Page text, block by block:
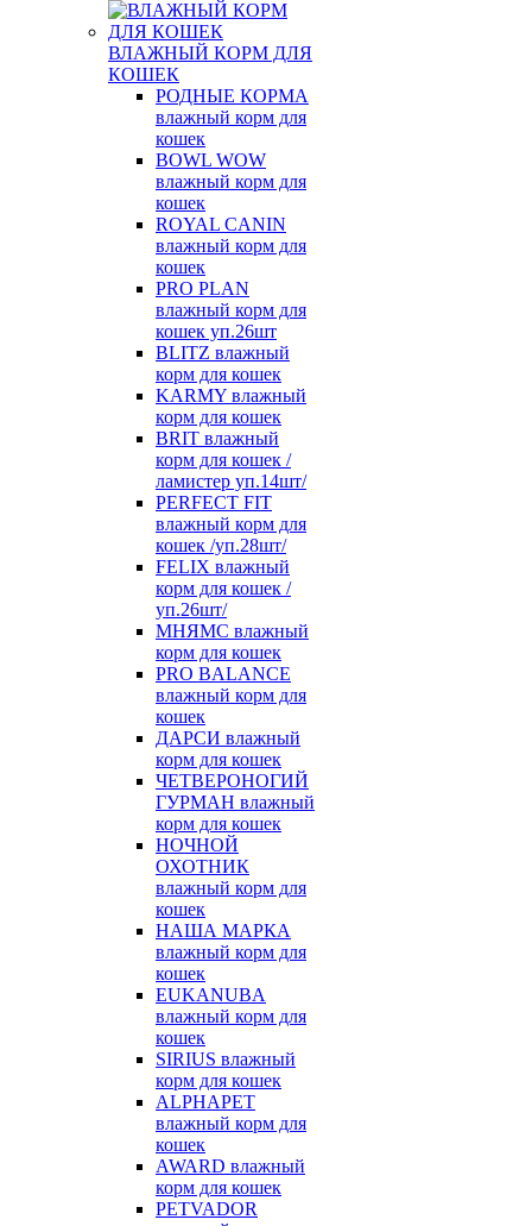
ВЛАЖНЫЙ КОРМ ДЛЯ
КОШЕК
РОДНЫЕ КОРМА
влажный корм для
кошек
BOWL WOW
влажный корм для
кошек
ROYAL CANIN
влажный корм для
кошек
PRO PLAN
влажный корм для
кошек уп.26шт
BLITZ влажный
корм для кошек
KARMY влажный
корм для кошек
BRIT влажный
корм для кошек /
ламистер уп.14шт/
PERFECT FIT
влажный корм для
кошек /уп.28шт/
FELIX влажный
корм для кошек /
уп.26шт/
МНЯМС влажный
корм для кошек
PRO BALANCE
влажный корм для
кошек
ДАРСИ влажный
корм для кошек
ЧЕТВЕРОНОГИЙ
ГУРМАН влажный
корм для кошек
НОЧНОЙ
ОХОТНИК
влажный корм для
кошек
НАША МАРКА
влажный корм для
кошек
EUKANUBA
влажный корм для
кошек
SIRIUS влажный
корм для кошек
ALPHAPET
влажный корм для
кошек
AWARD влажный
корм для кошек
PETVADOR